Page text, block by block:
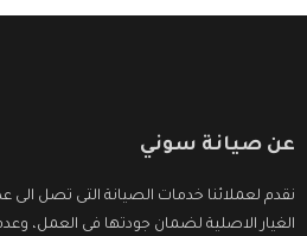
عن صيانة سوني
نقدم لعملائنا خدمات الصيانة التى تصل
الغيار الاصلية لضمان جودتها فى العمل،